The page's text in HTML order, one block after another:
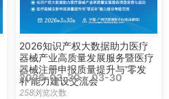
2026知识产权大数据助力医疗
器械产业高质量发展服务暨医疗
器械注册申报质量提升与'零发
补'能力建设交流会
2026-03-30 ~ 03-30
258浏览次数